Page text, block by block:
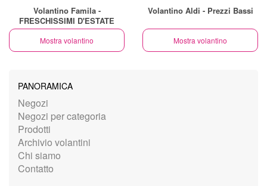
Volantino Famila -
FRESCHISSIMI D'ESTATE
Mostra volantino
Volantino Aldi - Prezzi Bassi
Mostra volantino
PANORAMICA
Negozi
Negozi per categoria
Prodotti
Archivio volantini
Chi siamo
Contatto